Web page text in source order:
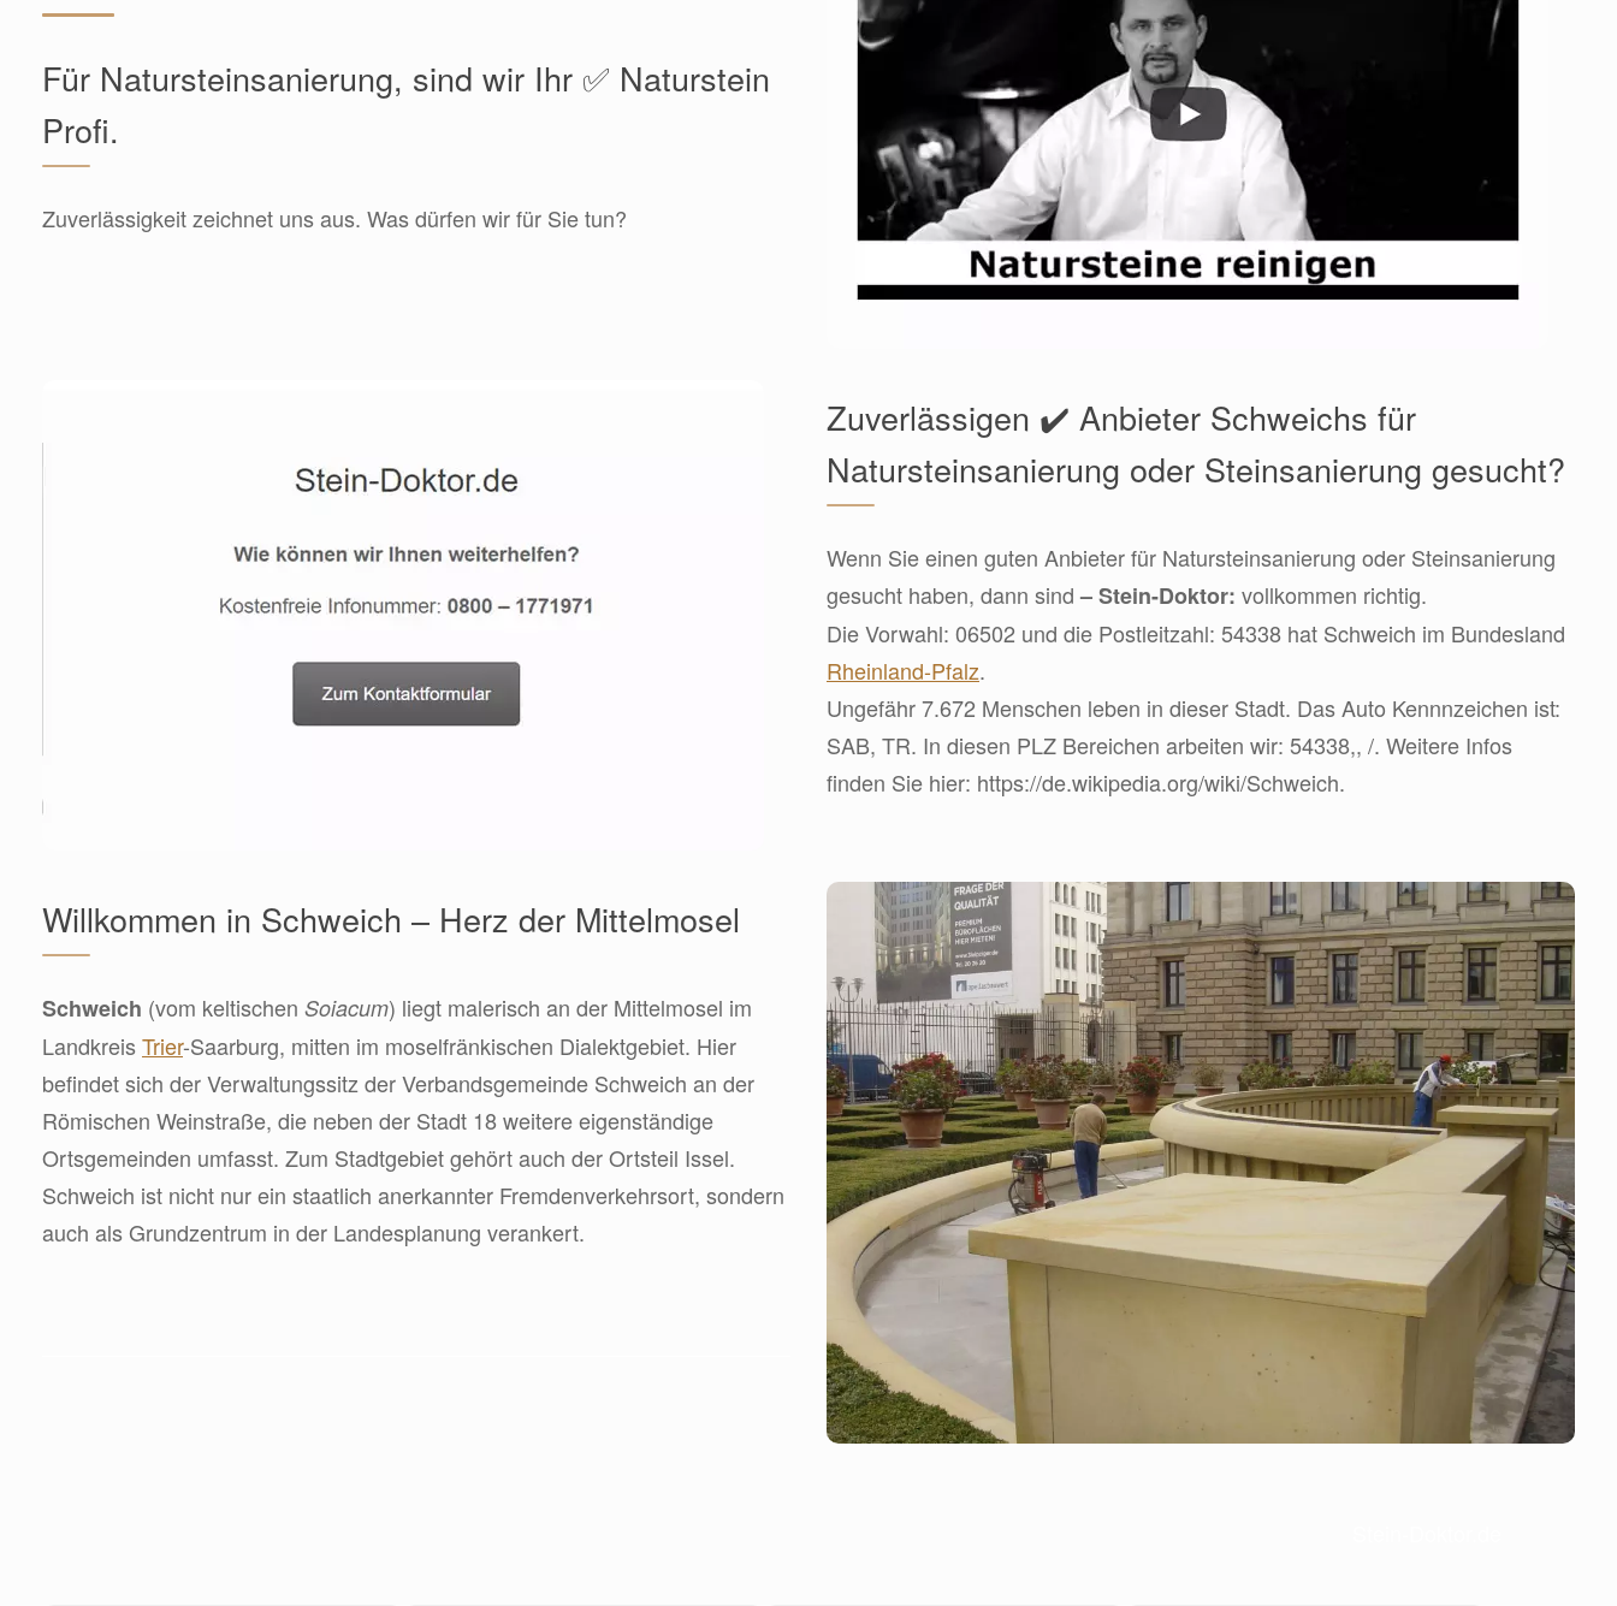
Für Natursteinsanierung, sind wir Ihr ✅ Naturstein
Profi.
Zuverlässigkeit zeichnet uns aus. Was dürfen wir für Sie tun?
Zuverlässigen ✔️ Anbieter Schweichs für
Natursteinsanierung oder Steinsanierung gesucht?
Wenn Sie einen guten Anbieter für Natursteinsanierung oder Steinsanierung
gesucht haben, dann sind– Stein-Doktor: vollkommen richtig.
Die Vorwahl: 06502 und die Postleitzahl: 54338 hat Schweich im Bundesland
Rheinland-Pfalz.
Ungefähr 7.672 Menschen leben in dieser Stadt. Das Auto Kennnzeichen ist:
SAB, TR. In diesen PLZ Bereichen arbeiten wir: 54338,, /. Weitere Infos
finden Sie hier: https://de.wikipedia.org/wiki/Schweich.
Willkommen in Schweich – Herz der Mittelmosel
Schweich (vom keltischen Soiacum) liegt malerisch an der Mittelmosel im
LandkreisTrier-Saarburg, mitten im moselfränkischen Dialektgebiet. Hier
befindet sich der Verwaltungssitz der Verbandsgemeinde Schweich an der
Römischen Weinstraße, die neben der Stadt 18 weitere eigenständige
Ortsgemeinden umfasst. Zum Stadtgebiet gehört auch der Ortsteil Issel.
Schweich ist nicht nur ein staatlich anerkannter Fremdenverkehrsort, sondern
auch als Grundzentrum in der Landesplanung verankert.